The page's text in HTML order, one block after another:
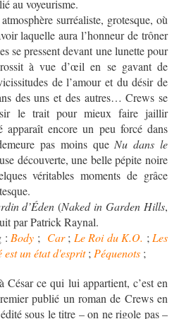
au voyeurisme.
surréaliste, grotesque, où
laquelle aura l’honneur de trôner
se pressent devant une lunette pour
à vue d’œil en se gavant de
de l’amour et du désir de
des uns et des autres… Crews se
le trait pour mieux faire jaillir
apparaît encore un peu forcé dans
pas moins que Nu dans le
découverte, une belle pépite noire
véritables moments de grâce
d’Éden (Naked in Garden Hills,
par Patrick Raynal.
: Body ; Car; Le Roi du K.O. ; Les
est un état d'esprit; Péquenots ;
César ce qui lui appartient, c’est en
publié un roman de Crews en
sous le titre – on ne rigole pas –